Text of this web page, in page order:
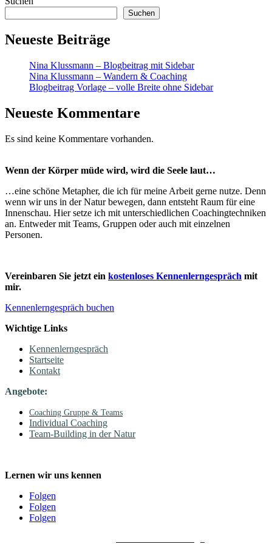
Suchen
Neueste Beiträge
Nina Klussmann – Blogbeitrag mit Sidebar
Nina Klussmann – Wandern & Coaching
Blogbeitrag Vorlage – volle Breite ohne Sidebar
Neueste Kommentare
Es sind keine Kommentare vorhanden.
Wenn der Körper müde wird, wird die Seele laut…
…eine schöne Metapher, die ich für meine Arbeit gerne nutze. Denn
wenn wir uns in der Natur bewegen, dann entsteht Raum für eine
Innenschau. Hier setze ich mit unterschiedlichen Coachingtechniken
an. Entweder mit Teams, Gruppen oder auch mit einzelnen
Personen.
Vereinbaren Sie jetzt ein kostenloses Kennenlerngespräch mit
mir.
Kennenlerngespräch buchen
Wichtige Links
Kennenlerngespräch
Startseite
Kontakt
Angebote:
Coaching Gruppe & Teams
Individual Coaching
Team-Building in der Natur
Lernen wir uns kennen
Folgen
Folgen
Folgen